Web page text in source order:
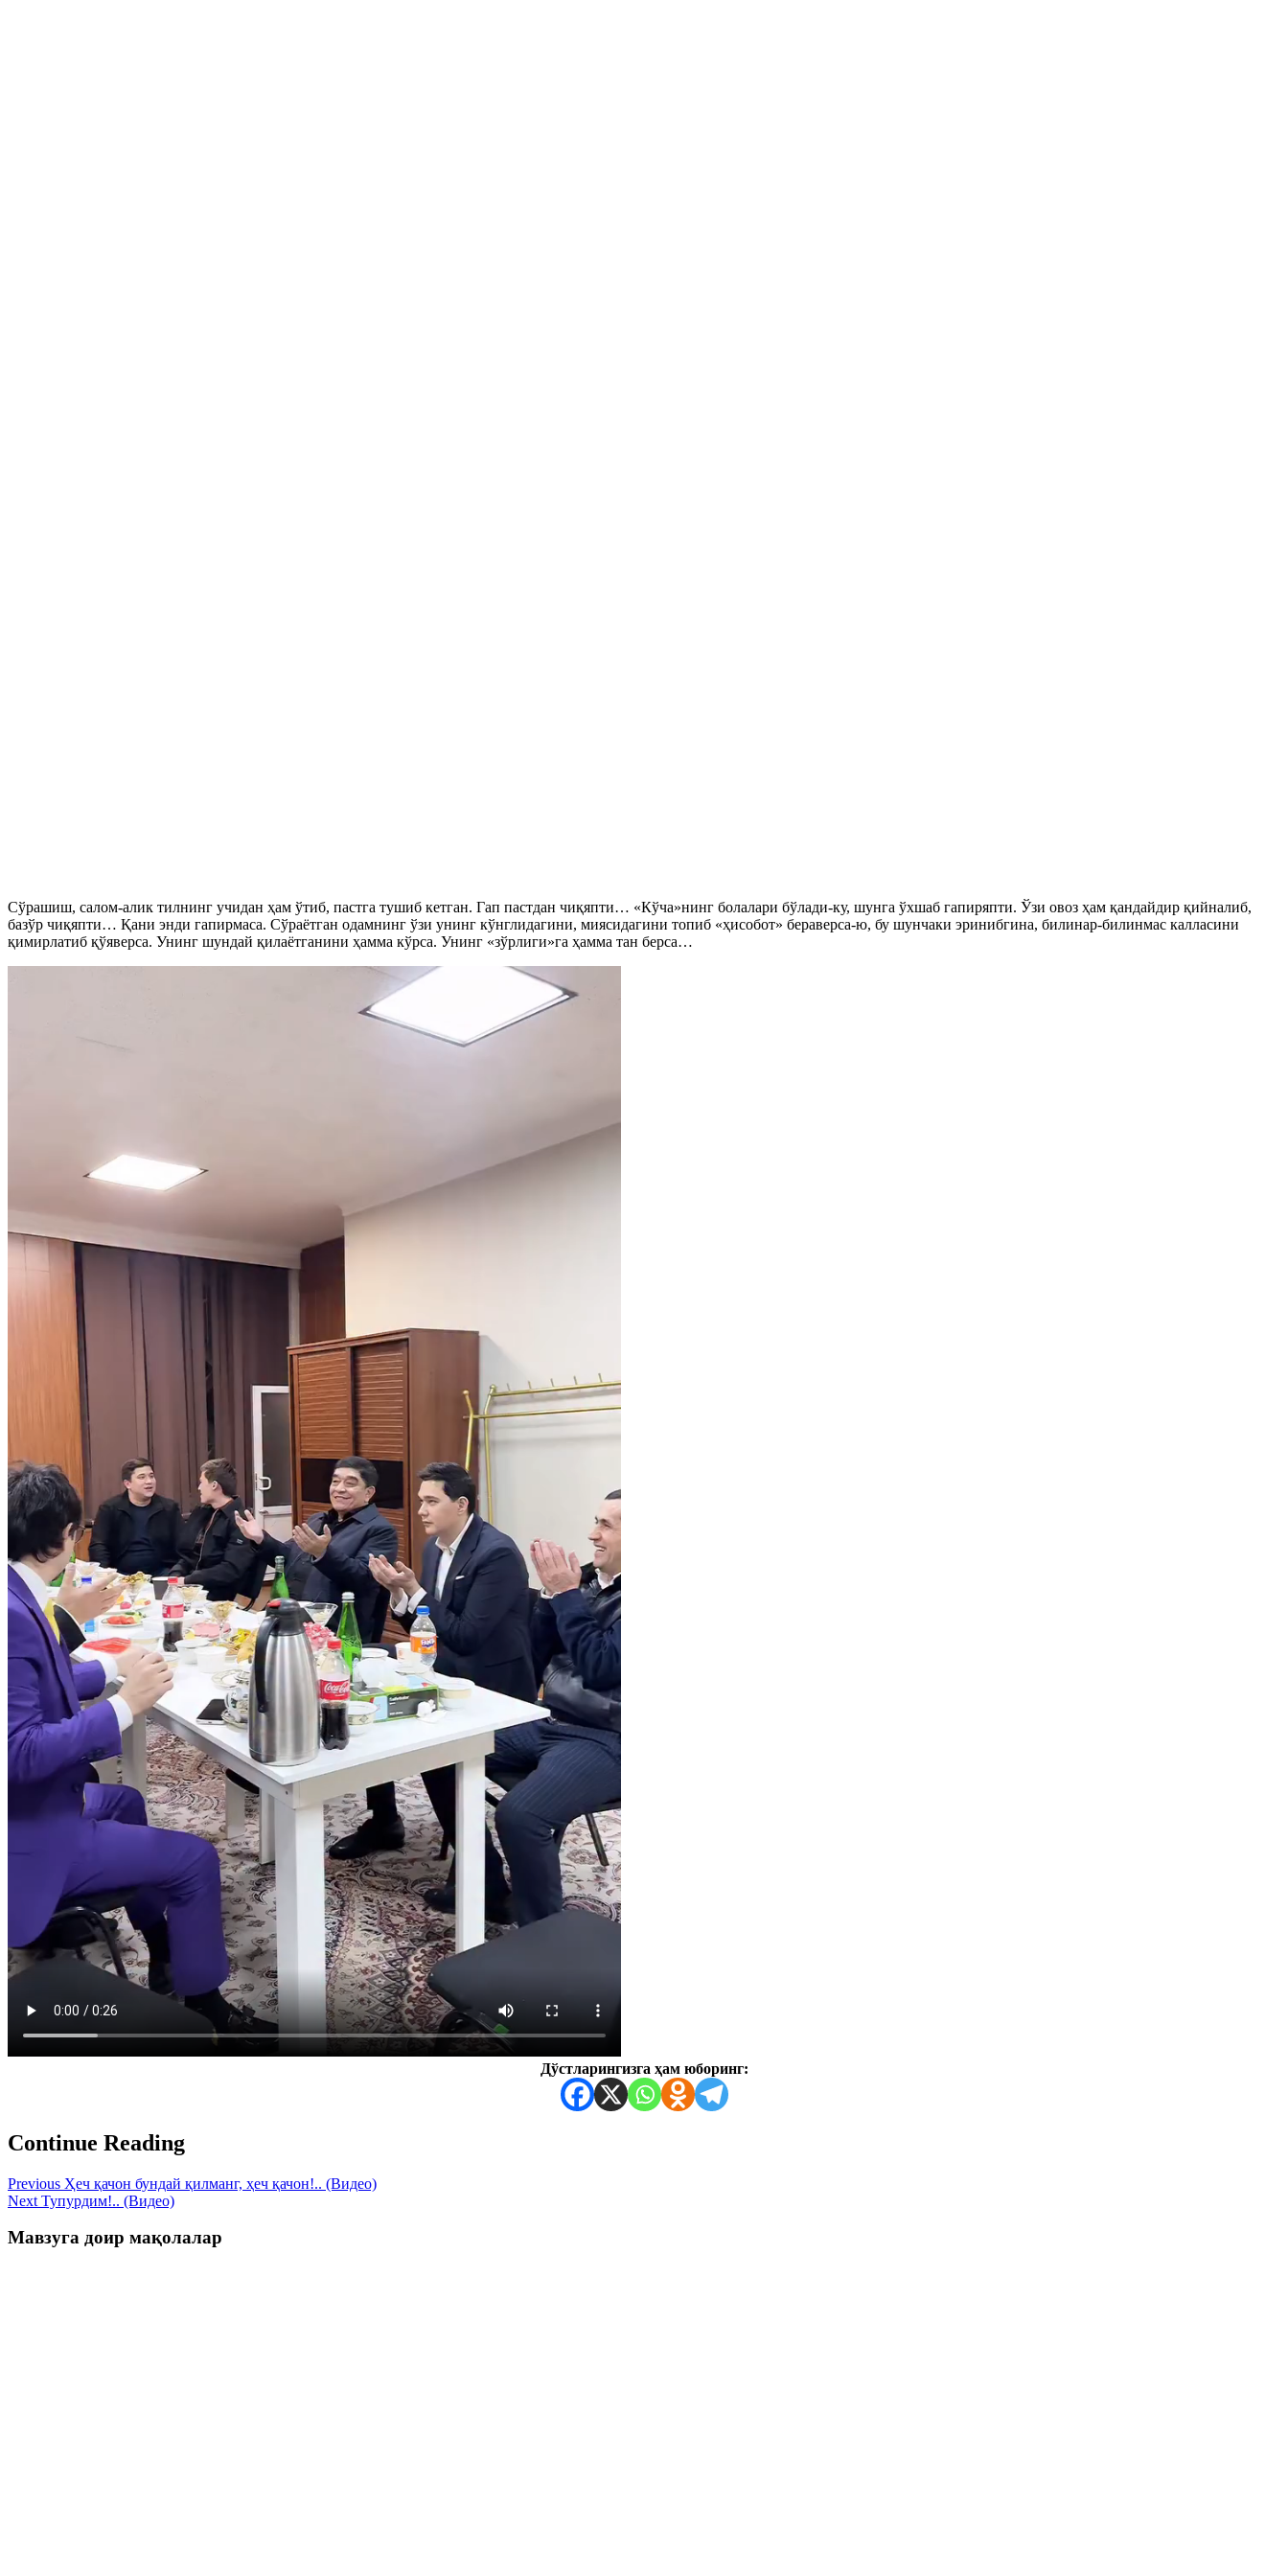
Сўрашиш, салом-алик тилнинг учидан ҳам ўтиб, пастга тушиб кетган. Гап пастдан чиқяпти… «Кўча»нинг болалари бўлади-ку, шунга ўхшаб гапиряпти. Ўзи овоз ҳам қандайдир қийналиб,
базўр чиқяпти… Қани энди гапирмаса. Сўраётган одамнинг ўзи унинг кўнглидагини, миясидагини топиб «ҳисобот» бераверса-ю, бу шунчаки эринибгина, билинар-билинмас калласини
қимирлатиб қўяверса. Унинг шундай қилаётганини ҳамма кўрса. Унинг «зўрлиги»га ҳамма тан берса…
Дўстларингизга ҳам юборинг:
Continue Reading
Previous Ҳеч қачон бундай қилманг, ҳеч қачон!.. (Видео)
Next Тупурдим!.. (Видео)
Мавзуга доир мақолалар